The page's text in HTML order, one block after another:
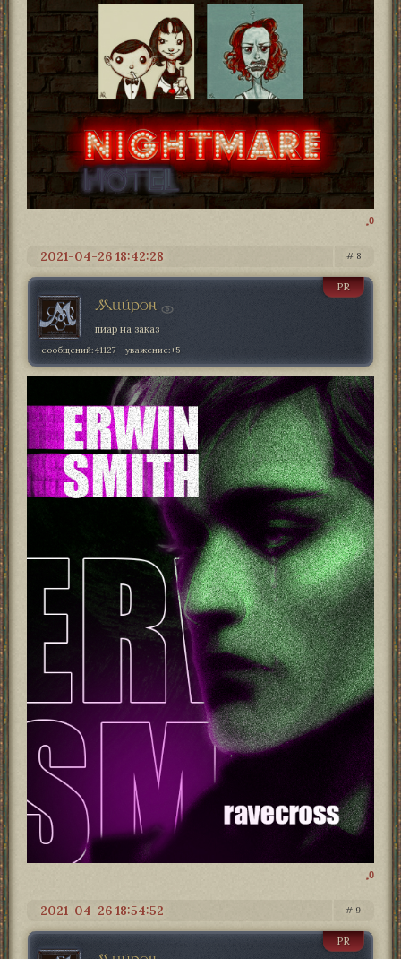
0
8
2021-04-26 18:42:28
Мийрон
PR
пиар на заказ
сообщений:41127 уважение:+5
0
9
2021-04-26 18:54:52
PR